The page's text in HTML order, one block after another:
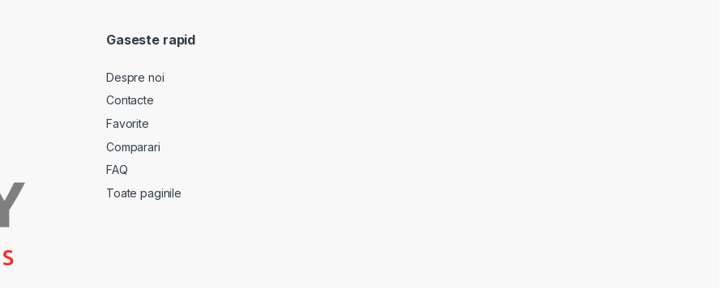
Gaseste rapid
Despre noi
Contacte
Favorite
Comparari
FAQ
Toate paginile